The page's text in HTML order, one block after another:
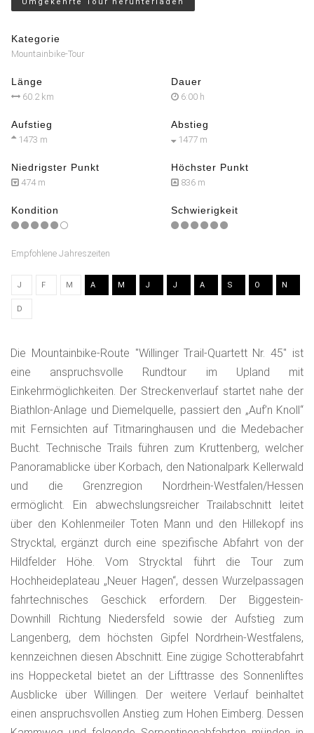
Umgekehrte Tour herunterladen
Kategorie
Mountainbike-Tour
Länge
60.2 km
Dauer
6:00 h
Aufstieg
1473 m
Abstieg
1477 m
Niedrigster Punkt
474 m
Höchster Punkt
836 m
Kondition Schwierigkeit
Empfohlene Jahreszeiten
J F M A M J J A S O N
D
Die Mountainbike-Route "Willinger Trail-Quartett Nr. 45" ist
eine anspruchsvolle Rundtour im Upland mit
Einkehrmöglichkeiten. Der Streckenverlauf startet nahe der
Biathlon-Anlage und Diemelquelle, passiert den „Auf’n Knoll“
mit Fernsichten auf Titmaringhausen und die Medebacher
Bucht. Technische Trails führen zum Kruttenberg, welcher
Panoramablicke über Korbach, den Nationalpark Kellerwald
und die Grenzregion Nordrhein-Westfalen/Hessen
ermöglicht. Ein abwechslungsreicher Trailabschnitt leitet
über den Kohlenmeiler Toten Mann und den Hillekopf ins
Strycktal, ergänzt durch eine spezifische Abfahrt von der
Hildfelder Höhe. Vom Strycktal führt die Tour zum
Hochheideplateau „Neuer Hagen“, dessen Wurzelpassagen
fahrtechnisches Geschick erfordern. Der Biggestein-
Downhill Richtung Niedersfeld sowie der Aufstieg zum
Langenberg, dem höchsten Gipfel Nordrhein-Westfalens,
kennzeichnen diesen Abschnitt. Eine zügige Schotterabfahrt
ins Hoppecketal bietet an der Lifttrasse des Sonnenliftes
Ausblicke über Willingen. Der weitere Verlauf beinhaltet
einen anspruchsvollen Anstieg zum Hohen Eimberg. Dessen